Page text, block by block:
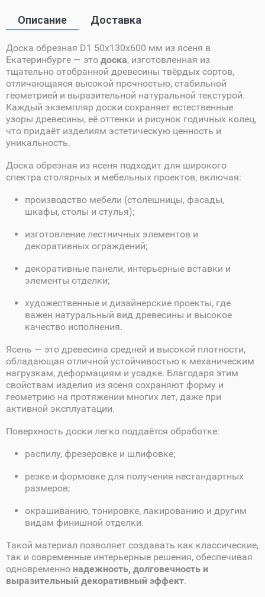
Описание Доставка
Доска обрезная D1 50х130х600 мм из ясеня в
Екатеринбурге — это доска, изготовленная из
тщательно отобранной древесины твёрдых сортов,
отличающаяся высокой прочностью, стабильной
геометрией и выразительной натуральной текстурой.
Каждый экземпляр доски сохраняет естественные
узоры древесины, её оттенки и рисунок годичных колец,
что придаёт изделиям эстетическую ценность и
уникальность.
Доска обрезная из ясеня подходит для широкого
спектра столярных и мебельных проектов, включая:
производство мебели (столешницы, фасады,
шкафы, столы и стулья);
изготовление лестничных элементов и
декоративных ограждений;
декоративные панели, интерьерные вставки и
элементы отделки;
художественные и дизайнерские проекты, где
важен натуральный вид древесины и высокое
качество исполнения.
Ясень — это древесина средней и высокой плотности,
обладающая отличной устойчивостью к механическим
нагрузкам, деформациям и усадке. Благодаря этим
свойствам изделия из ясеня сохраняют форму и
геометрию на протяжении многих лет, даже при
активной эксплуатации.
Поверхность доски легко поддаётся обработке:
распилу, фрезеровке и шлифовке;
резке и формовке для получения нестандартных
размеров;
окрашиванию, тонировке, лакированию и другим
видам финишной отделки.
Такой материал позволяет создавать как классические,
так и современные интерьерные решения, обеспечивая
одновременно надежность, долговечность и
выразительный декоративный эффект.